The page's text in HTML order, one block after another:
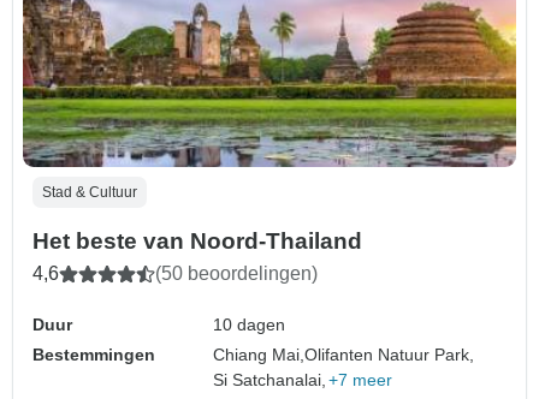
Stad & Cultuur
Het beste van Noord-Thailand
4,6 (50 beoordelingen)
Duur
10 dagen
Bestemmingen
Chiang Mai,Olifanten Natuur Park,
Si Satchanalai, +7 meer